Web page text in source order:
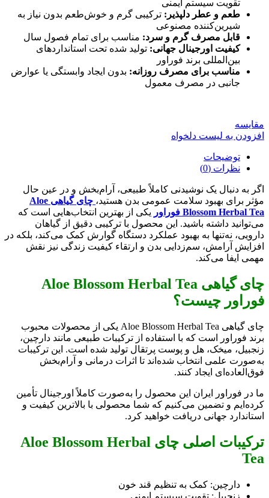
تقویت سیستم ایمنی
طعم و عطر دلپذیر: ترکیبی گرم و خوش‌طعم بدون نیاز به
شیرین‌کننده مصنوعی
قابل مصرف گرم و سرد: مناسب برای تمام فصول سال
کیفیت اورجینال جهانی: تولید شده تحت استانداردهای
بین‌المللی برند فوراور
مناسب برای مصرف روزانه: بدون ایجاد وابستگی یا عوارض
جانبی در مصرف معمول
مقایسه
افزودن به لیست دلخواه
توضیحات
نظرات (0)
اگر به دنبال یک نوشیدنی کاملاً طبیعی، آرام‌بخش و در عین حال
مؤثر برای بهبود سلامت عمومی بدن هستید،
چای گیاهی Aloe
Blossom Herbal Tea فوراور
یکی از بهترین انتخاب‌هایی است که
می‌توانید داشته باشید. این محصول با ترکیبی دقیق از گیاهان
دارویی، نه‌تنها به بهبود عملکرد دستگاه گوارش کمک می‌کند، بلکه در
افزایش آرامش، سم‌زدایی بدن و ارتقاء کیفیت زندگی نیز نقش
مهمی ایفا می‌کند.
چای گیاهی Aloe Blossom Herbal Tea
فوراور چیست؟
چای گیاهی Aloe Blossom Herbal Tea یکی از محصولات محبوب
برند فوراور است که با استفاده از ترکیبات طبیعی مانند دارچین،
زنجبیل، میخک، هل و پوست پرتقال تولید شده است. این ترکیبات
به‌صورت علمی انتخاب شده‌اند تا اثرات درمانی و آرام‌بخش
فوق‌العاده‌ای ایجاد کنند.
ما در فوراور ایران این محصول را به‌صورت کاملاً اورجینال تأمین
کرده‌ایم و تضمین می‌کنیم که شما محصولی با بالاترین کیفیت و
استاندارد جهانی دریافت خواهید کرد.
ترکیبات اصلی چای Aloe Blossom Herbal
Tea
دارچین: کمک به تنظیم قند خون